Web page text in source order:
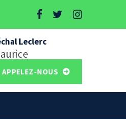
Leclerc
APPELEZ-NOUS